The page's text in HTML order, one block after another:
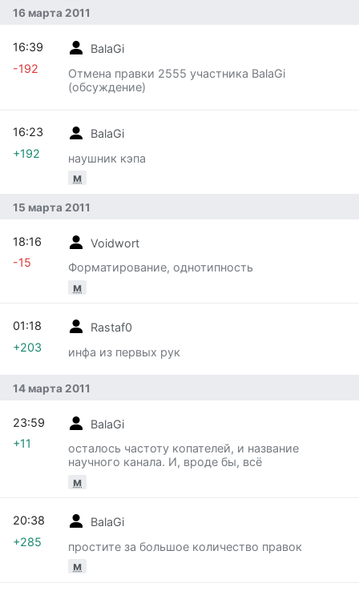
16 марта 2011
BalaGi
Отмена правки 2555 участника BalaGi
(обсуждение)
16:39
-192
BalaGi
наушник кэпа
м
16:23
+192
15 марта 2011
Voidwort
Форматирование, однотипность
м
18:16
-15
Rastaf0
инфа из первых рук
01:18
+203
14 марта 2011
BalaGi
осталось частоту копателей, и название
научного канала. И, вроде бы, всё
м
23:59
+11
BalaGi
простите за большое количество правок
м
20:38
+285